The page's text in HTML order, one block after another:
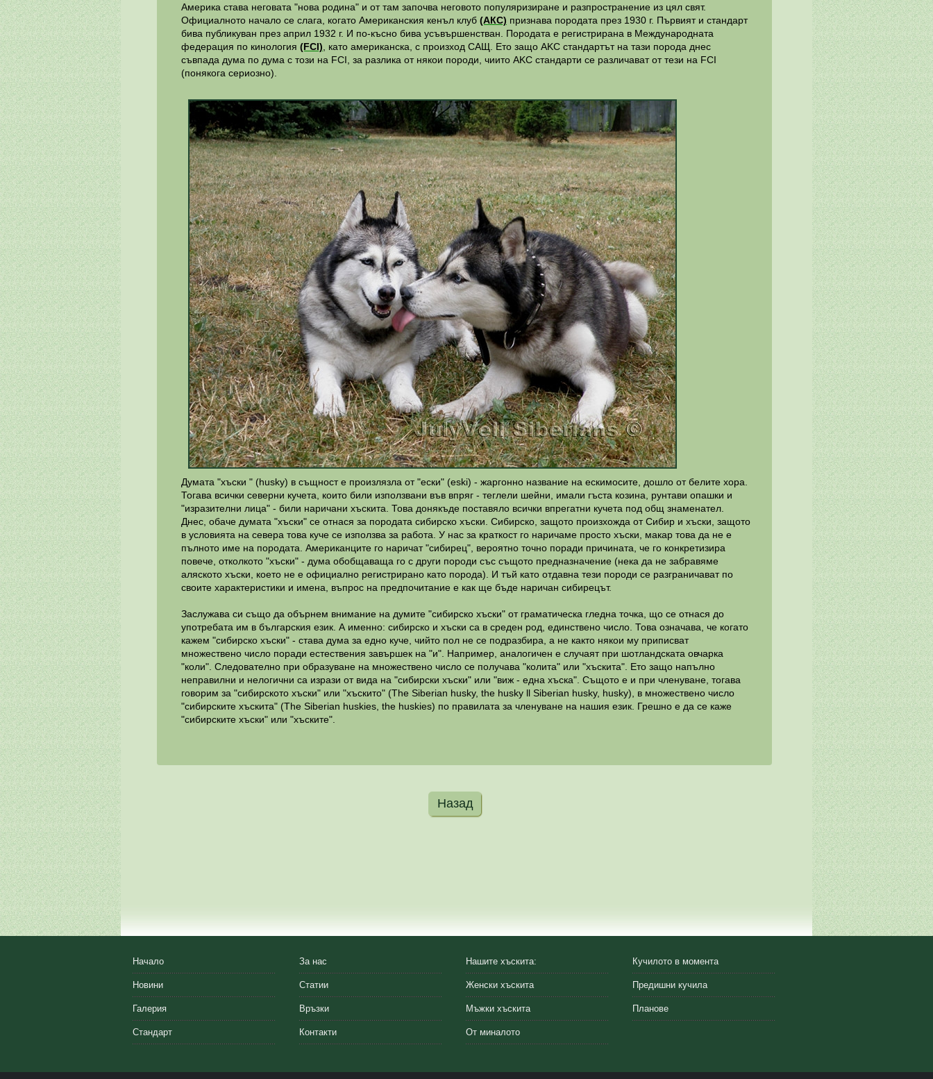
Америка става неговата "нова родина" и от там започва неговото популяризиране и разпространение из цял свят.
Официалното начало се слага, когато Американския кенъл клуб (АКС) признава породата през 1930 г. Първият и стандарт
бива публикуван през април 1932 г. И по-късно бива усъвършенстван. Породата е регистрирана в Международната
федерация по кинология (FCI) , като американска, с произход САЩ. Ето защо AKC стандартът на тази порода днес
съвпада дума по дума с този на FCІ, за разлика от някои породи, чиито AKC стандарти се различават от тези на FCI
(понякога сериозно).
Думата "хъски " (husky) в същност е произлязла от "ески" (eski) - жаргонно название на ескимосите, дошло от белите хора.
Тогава всички северни кучета, които били използвани във впряг - теглели шейни, имали гъста козина, рунтави опашки и
"изразителни лица" - били наричани хъскита. Това донякъде поставяло всички впрегатни кучета под общ знаменател.
Днес, обаче думата "хъски" се отнася за породата сибирско хъски. Сибирско, защото произхожда от Сибир и хъски, защото
в условията на севера това куче се използва за работа. У нас за краткост го наричаме просто хъски, макар това да не е
пълното име на породата. Американците го наричат "сибирец", вероятно точно поради причината, че го конкретизира
повече, отколкото "хъски" - дума обобщаваща го с други породи със същото предназначение (нека да не забравяме
аляското хъски, което не е официално регистрирано като порода). И тъй като отдавна тези породи се разграничават по
своите характеристики и имена, въпрос на предпочитание е как ще бъде наричан сибирецът.
Заслужава си също да обърнем внимание на думите "сибирско хъски" от граматическа гледна точка, що се отнася до
употребата им в българския език. А именно: сибирско и хъски са в среден род, единствено число. Това означава, че когато
кажем "сибирско хъски" - става дума за едно куче, чийто пол не се подразбира, а не както някои му приписват
множествено число поради естествения завършек на "и". Например, аналогичен е случаят при шотландската овчарка
"коли". Следователно при образуване на множествено число се получава "колита" или "хъскита". Ето защо напълно
неправилни и нелогични са изрази от вида на "сибирски хъски" или "виж - една хъска". Същото е и при членуване, тогава
говорим за "сибирското хъски" или "хъскито" (The Siberian husky, the husky ll Siberian husky, husky), в множествено число
"сибирските хъскита" (The Siberian huskies, the huskies) по правилата за членуване на нашия език. Грешно е да се каже
"сибирските хъски" или "хъските".
Назад
Начало
Новини
Галерия
Стандарт
За нас
Статии
Връзки
Контакти
Нашите хъскита:
Женски хъскита
Мъжки хъскита
От миналото
Кучилото в момента
Предишни кучила
Планове